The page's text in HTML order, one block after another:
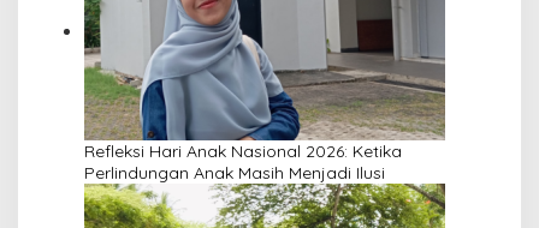
Refleksi Hari Anak Nasional 2026: Ketika
Perlindungan Anak Masih Menjadi Ilusi